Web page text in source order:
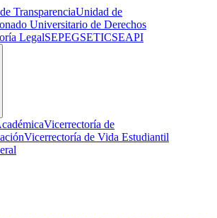
TransparenciaUnidad de
Universitario de Derechos
LegalSEPEGSETICSEAPI
Vicerrectoría de
Vicerrectoría de Vida Estudiantil